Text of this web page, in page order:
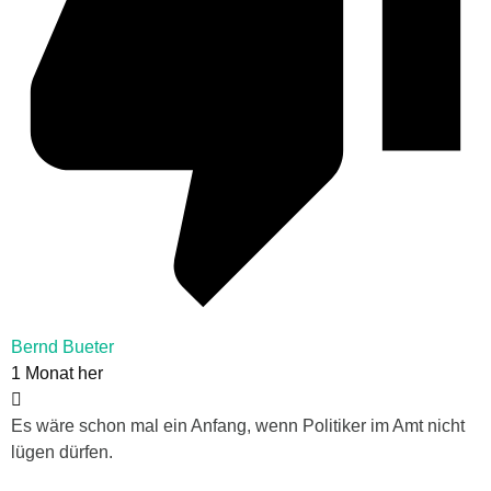
Bernd Bueter
1 Monat her
Es wäre schon mal ein Anfang, wenn Politiker im Amt nicht
lügen dürfen.